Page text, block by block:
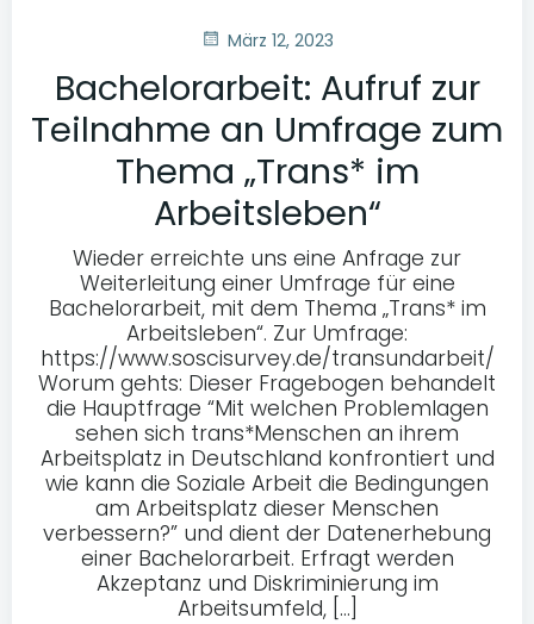
März 12, 2023
Bachelorarbeit: Aufruf zur
Teilnahme an Umfrage zum
Thema „Trans* im
Arbeitsleben“
Wieder erreichte uns eine Anfrage zur
Weiterleitung einer Umfrage für eine
Bachelorarbeit, mit dem Thema „Trans* im
Arbeitsleben“. Zur Umfrage:
https://www.soscisurvey.de/transundarbeit/
Worum gehts: Dieser Fragebogen behandelt
die Hauptfrage “Mit welchen Problemlagen
sehen sich trans*Menschen an ihrem
Arbeitsplatz in Deutschland konfrontiert und
wie kann die Soziale Arbeit die Bedingungen
am Arbeitsplatz dieser Menschen
verbessern?” und dient der Datenerhebung
einer Bachelorarbeit. Erfragt werden
Akzeptanz und Diskriminierung im
Arbeitsumfeld, […]